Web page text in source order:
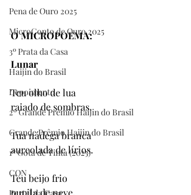
Pena de Ouro 2025
MicroConto de Ouro 2025
3º Prata da Casa
Haijin do Brasil
Depoimento
2º Grande Prêmio Haijin do Brasil
Grande Prêmio Haijin do Brasil
1º Gota de Tinta (2025)
CON
Portal da Casa
O MICROPOEMA:
Lunar
Teu olho de lua
raiado de sombras.
Tua nádega branca
aureolada de lírios.
Teu beijo frio
pupila de neve.